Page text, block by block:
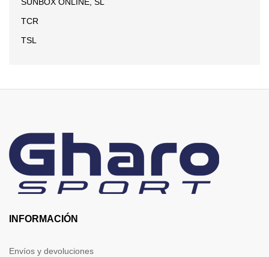
SUNBOX ONLINE, SL
TCR
TSL
INFORMACIÓN
Envíos y devoluciones